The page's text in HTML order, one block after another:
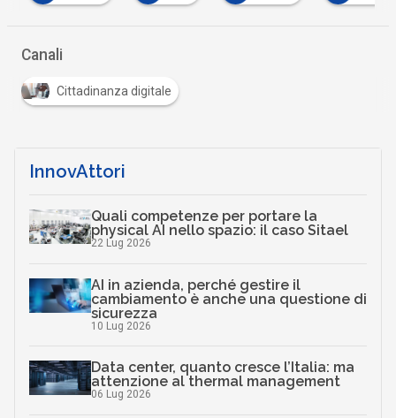
Canali
Cittadinanza digitale
InnovAttori
Quali competenze per portare la
physical AI nello spazio: il caso Sitael
22 Lug 2026
AI in azienda, perché gestire il
cambiamento è anche una questione di
sicurezza
10 Lug 2026
Data center, quanto cresce l’Italia: ma
attenzione al thermal management
06 Lug 2026